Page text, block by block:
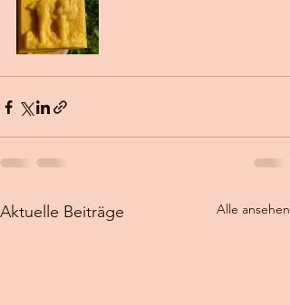
Aktuelle Beiträge Alle ansehen